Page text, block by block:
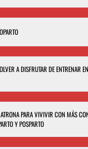
A DISFRUTAR DE ENTRENAR
PARA VIVIVIR CON MÁS
Y POSPARTO